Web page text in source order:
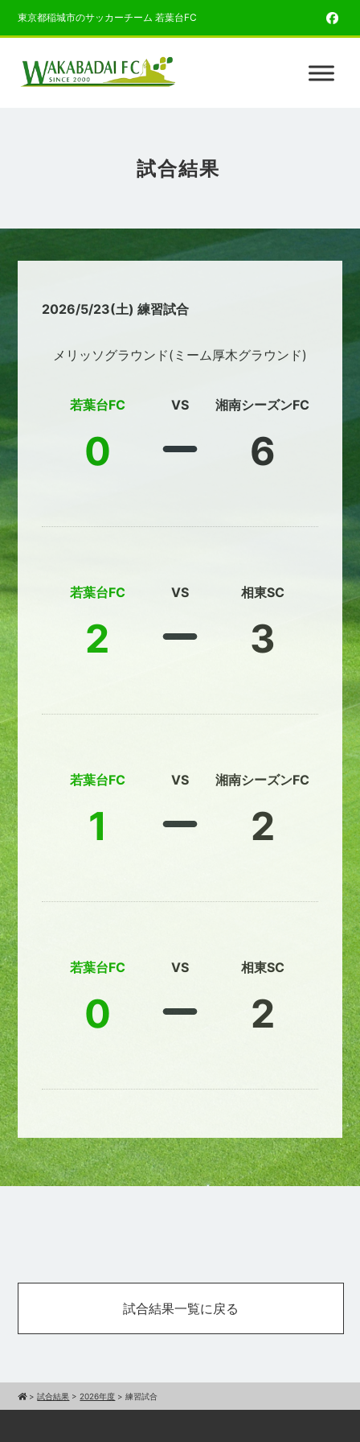
東京都稲城市のサッカーチーム 若葉台FC
試合結果
2026/5/23(土) 練習試合
メリッソグラウンド(ミーム厚木グラウンド)
若葉台FC
0
VS 湘南シーズンFC
6
若葉台FC
2
VS 相東SC
3
若葉台FC
1
VS 湘南シーズンFC
2
若葉台FC
0
VS 相東SC
2
試合結果一覧に戻る
>試合結果 > 2026年度 >練習試合